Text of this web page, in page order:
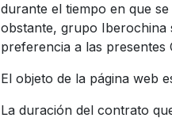
durante el tiempo en que
obstante, grupo Iberochina
preferencia a las
El objeto de la página web
La duración del contrato